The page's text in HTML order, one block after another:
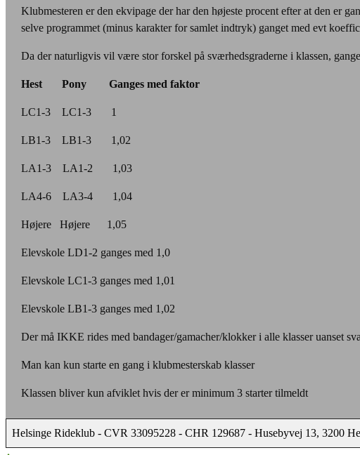
Klubmesteren er den ekvipage der har den højeste procent efter at den er
selve programmet (minus karakter for samlet indtryk) ganget med evt
Da der naturligvis vil være stor forskel på sværhedsgraderne i klassen,
Hest Pony Ganges med faktor
LC1-3 LC1-3 1
LB1-3 LB1-3 1,02
LA1-3 LA1-2 1,03
LA4-6 LA3-4 1,04
Højere Højere 1,05
Elevskole LD1-2 ganges med 1,0
Elevskole LC1-3 ganges med 1,01
Elevskole LB1-3 ganges med 1,02
Der må IKKE rides med bandager/gamacher/klokker i alle klasser uanset
Man kan kun starte en gang i klubmesterskab klasser
Klassen bliver kun afviklet hvis der er minimum 3 starter tilmeldt
Helsinge Rideklub - CVR 33095228 - CHR 129687 - Husebyvej 13, 3200